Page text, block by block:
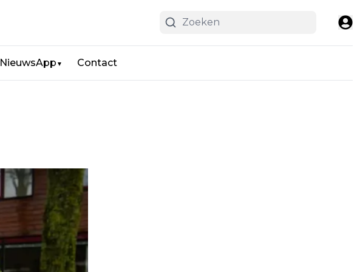
NieuwsApp ▼ Contact